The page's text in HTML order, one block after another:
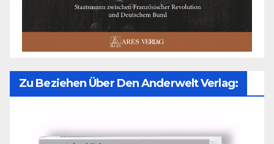
Zu Beziehen Über Den Anderwelt Verlag: